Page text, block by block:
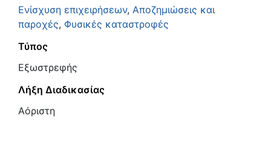
Ενίσχυση επιχειρήσεων, Αποζημιώσεις και
παροχές, Φυσικές καταστροφές
Τύπος
Εξωστρεφής
Λήξη Διαδικασίας
Αόριστη